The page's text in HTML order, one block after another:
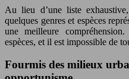
Au lieu d’une liste
quelques genres et espèces
une meilleure
espèces, et il est impossible de
Fourmis des milieux